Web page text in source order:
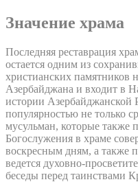
Значение храма
Последняя реставрация
остается одним из
христианских памятников
Азербайджана и входит в
истории Азербайджанской
популярностью не только
мусульман, которые также
Богослужения в храме
воскресным дням, а также
ведется духовно-
беседы перед таинствами